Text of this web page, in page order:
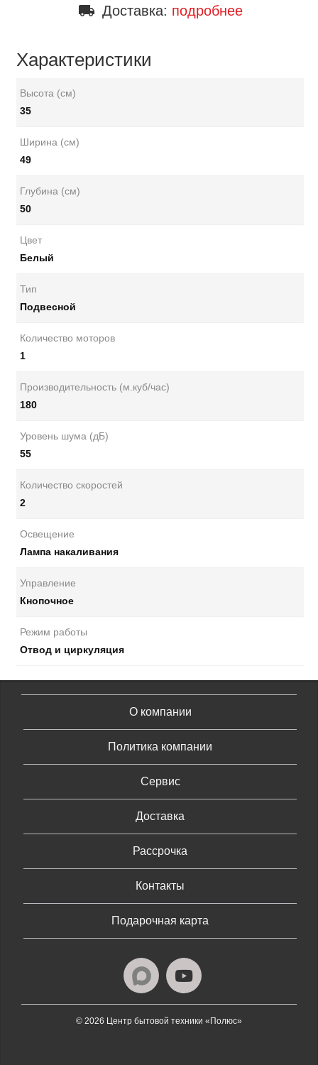
local_shipping Доставка: подробнее
Характеристики
Высота (см)
35
Ширина (см)
49
Глубина (см)
50
Цвет
Белый
Тип
Подвесной
Количество моторов
1
Производительность (м.куб/час)
180
Уровень шума (дБ)
55
Количество скоростей
2
Освещение
Лампа накаливания
Управление
Кнопочное
Режим работы
Отвод и циркуляция
О компании
Политика компании
Сервис
Доставка
Рассрочка
Контакты
Подарочная карта
© 2026 Центр бытовой техники «Полюс»